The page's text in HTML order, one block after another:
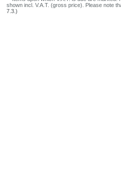
shown incl. V.A.T. (gross price). Please note
7.3.)